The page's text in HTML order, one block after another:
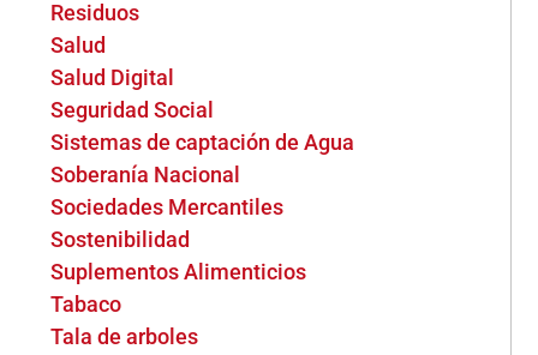
Residuos
Salud
Salud Digital
Seguridad Social
Sistemas de captación de Agua
Soberanía Nacional
Sociedades Mercantiles
Sostenibilidad
Suplementos Alimenticios
Tabaco
Tala de arboles